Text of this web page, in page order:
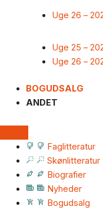
Uge 26 –
Uge 25 –
Uge 26 –
BOGUDSALG
ANDET
Faglitteratur
Skønlitteratur
Biografier
Nyheder
Bogudsalg